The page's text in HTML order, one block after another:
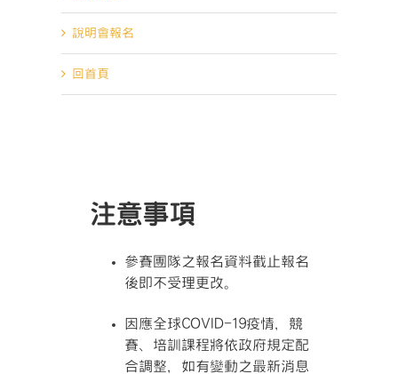
注意事項
參賽團隊之報名資料截止報名
後即不受理更改。
因應全球COVID-19疫情，競
賽、培訓課程將依政府規定配
合調整，如有變動之最新消息
說明會報名
回首頁